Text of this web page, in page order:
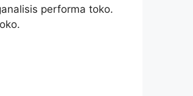
performa toko.